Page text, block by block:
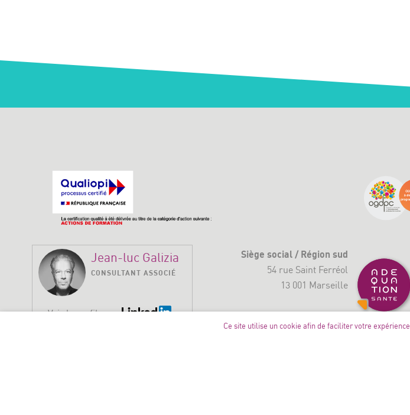
Jean-luc Galizia
CONSULTANT ASSOCIÉ
Voir le profil
Siège social / Région sud
54 rue Saint Ferréol
13 001 Marseille
Ce site utilise un cookie afin de faciliter votre expérience.